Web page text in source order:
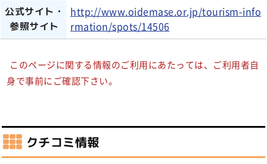
公式サイト・
参照サイト
http://www.oidemase.or.jp/tourism-info
rmation/spots/14506
このページに関する情報のご利用にあたっては、ご利用者自
身で事前にご確認下さい。
クチコミ情報